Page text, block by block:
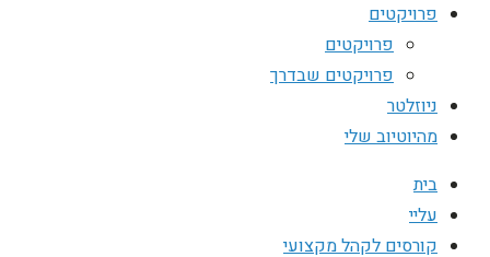
פרויקטים
פרויקטים
פרויקטים שבדרך
ניוזלטר
מהיוטיוב שלי
בית
עליי
קורסים לקהל מקצועי